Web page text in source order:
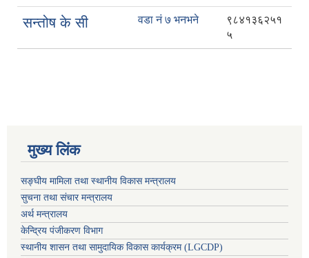
सन्तोष के सी वडा नं ७ भनभने
९८४१३६२५१
५
मुख्य लिंक
सङ्घीय मामिला तथा स्थानीय विकास मन्त्रालय
सुचना तथा संचार मन्त्रालय
अर्थ मन्त्रालय
केन्द्रिय पंजीकरण विभाग
स्थानीय शासन तथा सामुदायिक विकास कार्यक्रम (LGCDP)